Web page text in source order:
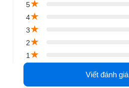
5★
4★
3★
2★
1 ★
Viết đánh giá